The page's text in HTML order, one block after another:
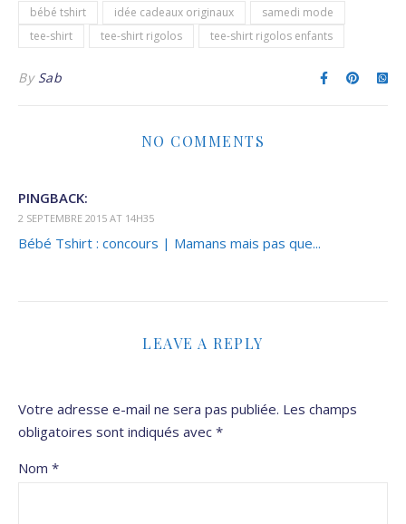
bébé tshirt idée cadeaux originaux
samedi mode
tee-shirt
tee-shirt rigolos tee-shirt rigolos enfants
By Sab
NO COMMENTS
PINGBACK:
2 SEPTEMBRE 2015 AT 14H35
Bébé Tshirt : concours | Mamans mais pas que...
LEAVE A REPLY
Votre adresse e-mail ne sera pas publiée. Les champs
obligatoires sont indiqués avec *
Nom *